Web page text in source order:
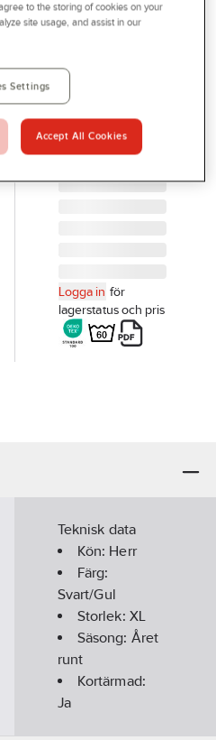
T-shirts
Fristads
7046 GTM
GTM SVART/GUL
XL FRISTADS
300505-982 XL
Logga in för
lagerstatus och pris
Teknisk data
Kön: Herr
Färg:
Svart/Gul
Storlek: XL
Säsong: Året
runt
Kortärmad:
Ja
to the storing of cookies on your
site usage, and assist in our
Settings
Accept All Cookies